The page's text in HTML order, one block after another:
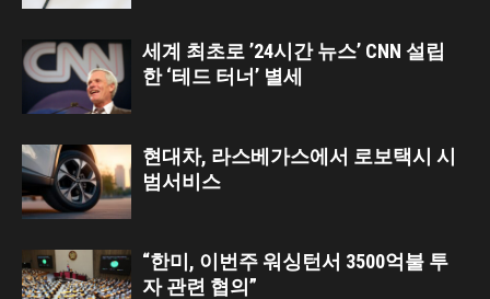
세계 최초로 ’24시간 뉴스’ CNN 설립
한 ‘테드 터너’ 별세
현대차, 라스베가스에서 로보택시 시
범서비스
“한미, 이번주 워싱턴서 3500억불 투
자 관련 협의”